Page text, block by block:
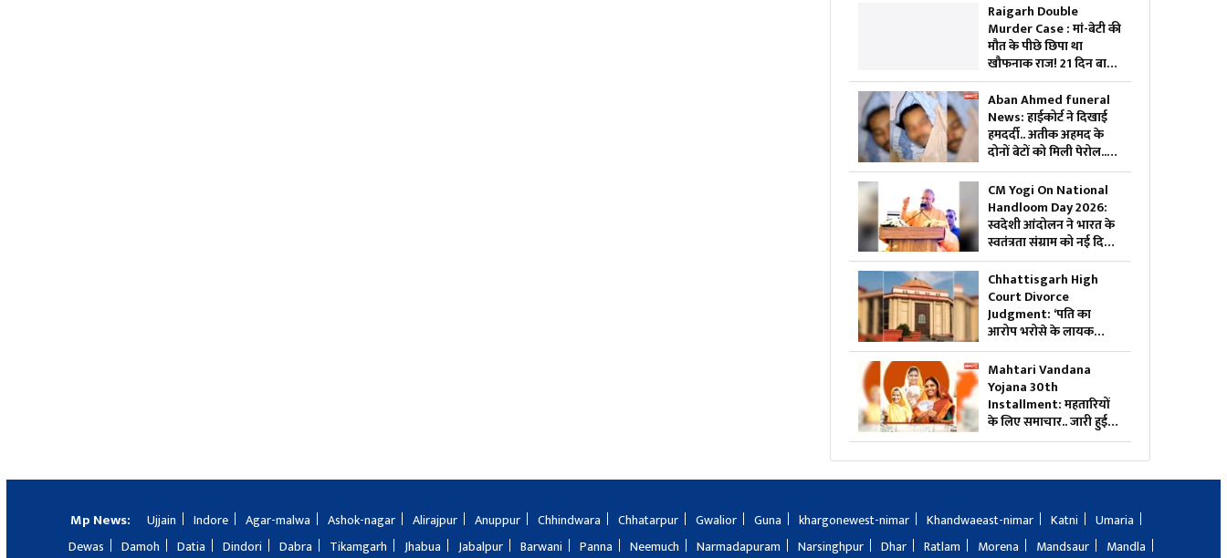
Raigarh Double
Murder Case : मां-बेटी की
मौत के पीछे छिपा था
खौफनाक राज! 21 दिन बाद
पुलिस ने खोली पूरी साजिश,
65 साल के दरिंदे की करतूत
जानकर कांप उठेंगे
Aban Ahmed funeral
News: हाईकोर्ट ने दिखाई
हमदर्दी.. अतीक अहमद के
दोनों बेटों को मिली पेरोल..
छोटे भाई अबान के जनाज़े में
होंगे शामिल
CM Yogi On National
Handloom Day 2026:
स्वदेशी आंदोलन ने भारत के
स्वतंत्रता संग्राम को नई दिशा
दी, राष्ट्रीय हथकरघा दिवस
सीएम योगी ने दी बधाई,
अखिलेश पर भी साधा
निशाना
Chhattisgarh High
Court Divorce
Judgment: ‘पति का
आरोप भरोसे के लायक
नहीं’…. HC ने पलट दिया
फैमिली कोर्ट का फैसला,
तलाक का आदेश किया रद्द
Mahtari Vandana
Yojana 30th
Installment: महतारियों
के लिए समाचार.. जारी हुई
वंदन योजना की 30वीं क़िस्त,
बैंक खातों में जमा हुआ अगस्त
Mp News: Ujjain Indore Agar-malwa Ashok-nagar Alirajpur Anuppur Chhindwara Chhatarpur Gwalior Guna khargonewest-nimar Khandwaeast-nimar Katni
Umaria
Dewas
Damoh Datia Dindori Dabra Tikamgarh Jhabua Jabalpur Barwani Panna Neemuch Narmadapuram Narsinghpur Dhar Ratlam Morena Mandsaur
Mandla